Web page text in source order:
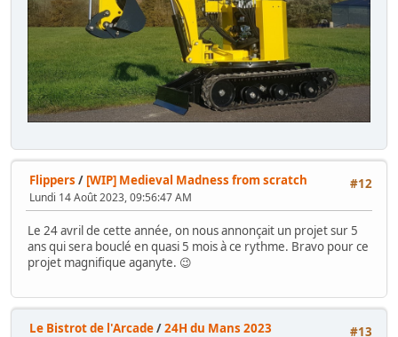
#12
Flippers / [WIP] Medieval Madness from scratch
Lundi 14 Août 2023, 09:56:47 AM
Le 24 avril de cette année, on nous annonçait un projet sur 5
ans qui sera bouclé en quasi 5 mois à ce rythme. Bravo pour ce
projet magnifique aganyte. 😉
#13
Le Bistrot de l'Arcade/24H du Mans 2023